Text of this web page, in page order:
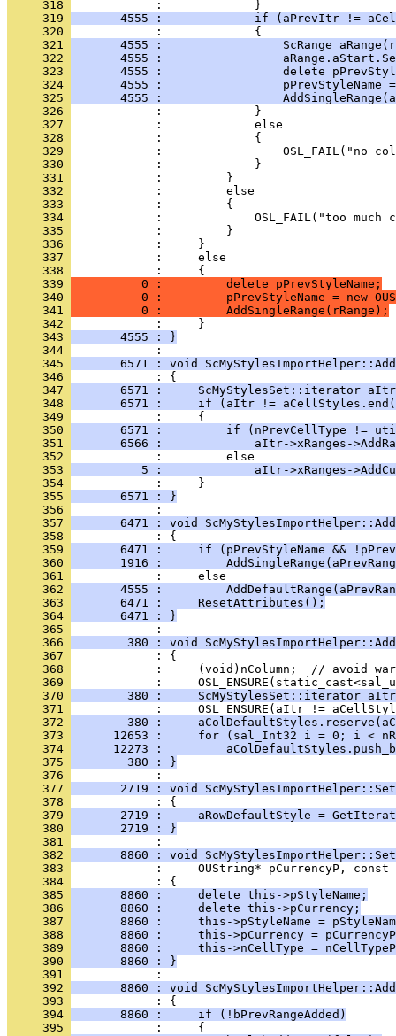
     318
     319
4555 :             if (aPrevItr !=
     320
     321
4555 :                 ScRange
     322
4555 :
     323
4555 :                 delete
     324
4555 :                 pPrevStyleName
     325
4555 :
     326
     327
     328
     329
     330
     331
     332
     333
     334
     335
     336
     337
     338
     339
          0 :         delete pPrevStyleName;
     340
0 :         pPrevStyleName = new
     341
          0 :         AddSingleRange(rRange);
     342
     343
       4555 : }
     344
     345
6571 : void
     346
     347
6571 :     ScMyStylesSet::iterator
     348
6571 :     if (aItr !=
     349
     350
6571 :         if (nPrevCellType !=
     351
6566 :             aItr->xRanges-
     352
     353
5 :             aItr->xRanges-
     354
     355
       6571 : }
     356
     357
6471 : void
     358
     359
6471 :     if (pPrevStyleName &&
     360
1916 :
     361
     362
4555 :
     363
       6471 :     ResetAttributes();
     364
       6471 : }
     365
     366
380 : void
     367
     368
     369
     370
380 :     ScMyStylesSet::iterator
     371
     372
380 :
     373
12653 :     for (sal_Int32 i = 0; i <
     374
12273 :
     375
        380 : }
     376
     377
2719 : void
     378
     379
2719 :     aRowDefaultStyle =
     380
       2719 : }
     381
     382
8860 : void
     383
     384
     385
       8860 :     delete this->pStyleName;
     386
       8860 :     delete this->pCurrency;
     387
8860 :     this->pStyleName =
     388
8860 :     this->pCurrency =
     389
8860 :     this->nCellType =
     390
       8860 : }
     391
     392
8860 : void
     393
     394
       8860 :     if (!bPrevRangeAdded)
     395